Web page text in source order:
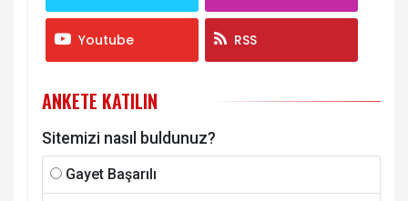
Youtube RSS
ANKETE KATILIN
Sitemizi nasıl buldunuz?
Gayet Başarılı